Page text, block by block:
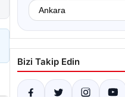
Bizi Takip Edin